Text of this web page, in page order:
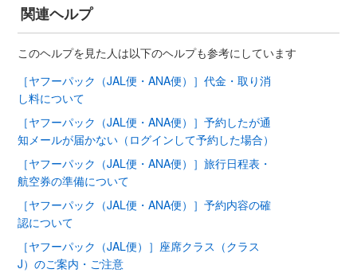
関連ヘルプ
このヘルプを見た人は以下のヘルプも参考にしています
［ヤフーパック（JAL便・ANA便）］代金・取り消
し料について
［ヤフーパック（JAL便・ANA便）］予約したが通
知メールが届かない（ログインして予約した場合）
［ヤフーパック（JAL便・ANA便）］旅行日程表・
航空券の準備について
［ヤフーパック（JAL便・ANA便）］予約内容の確
認について
［ヤフーパック（JAL便）］座席クラス（クラス
J）のご案内・ご注意